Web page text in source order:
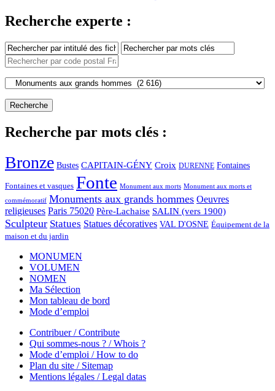
Recherche experte :
Recherche par mots clés :
Bronze Bustes CAPITAIN-GÉNY Croix DURENNE Fontaines
Fontaines et vasques Fonte Monument aux morts Monument aux morts et
commémoratif Monuments aux grands hommes Oeuvres
religieuses Paris 75020 Père-Lachaise SALIN (vers 1900)
Sculpteur Statues Statues décoratives VAL D'OSNE Équipement de la
maison et du jardin
MONUMEN
VOLUMEN
NOMEN
Ma Sélection
Mon tableau de bord
Mode d’emploi
Contribuer / Contribute
Qui sommes-nous ? / Whois ?
Mode d’emploi / How to do
Plan du site / Sitemap
Mentions légales / Legal datas